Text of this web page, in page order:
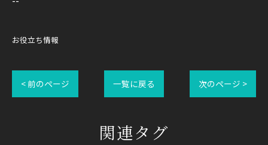
お役立ち情報
< 前のページ 一覧に戻る 次のページ >
関連タグ